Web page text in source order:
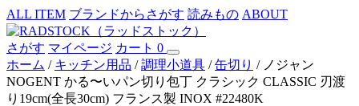
ALL ITEM ブランドからさがす 読みもの ABOUT
さがす マイページ カート 0
ホーム / キッチン用品 /調理小道具 /缶切り / ノジャン
NOGENT かる〜いパン切り包丁 クラシック CLASSIC 刃渡
り19cm(全長30cm) フランス製 INOX #22480K